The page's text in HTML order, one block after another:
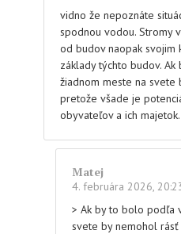
vidno že nepoznáte
spodnou vodou. Stromy
od budov naopak svojim
základy týchto budov.
žiadnom meste na svete
pretože všade je
obyvateľov a ich majetok.
Matej
4. februára 2026,
> Ak by to bolo podľa
svete by nemohol